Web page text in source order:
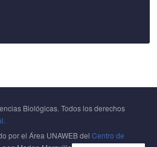
Biológicas. Todos los derechos
por el Área UNAWEB del Centro de